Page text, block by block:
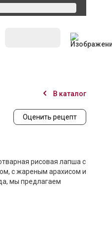
В каталог
Оценить рецепт
рисовая лапша с
с жареным арахисом и
мы предлагаем